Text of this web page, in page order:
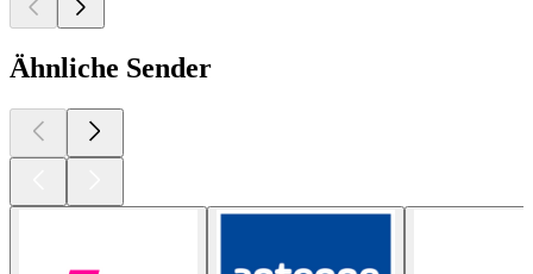
Ähnliche Sender